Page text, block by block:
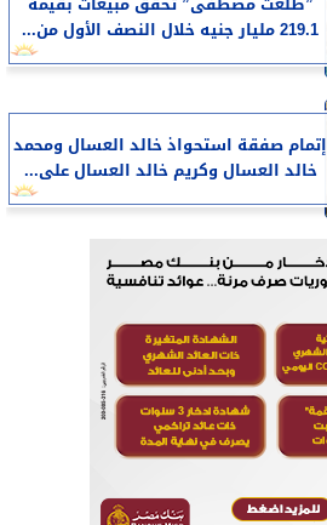
219.1 مليار جنيه خلال النصف الأول من...
إتمام صفقة استحواذ خالد العسال ومحمد
خالد العسال وكريم خالد العسال على...